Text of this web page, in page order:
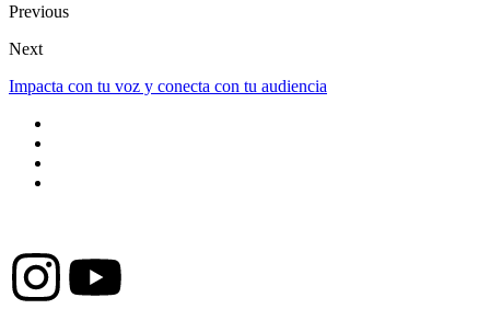
Previous
Next
Impacta con tu voz y conecta con tu audiencia